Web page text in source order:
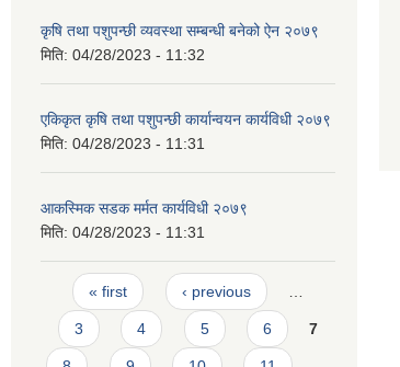
कृषि तथा पशुपन्छी व्यवस्था सम्बन्धी बनेको ऐन २०७९
मिति: 04/28/2023 - 11:32
एकिकृत कृषि तथा पशुपन्छी कार्यान्वयन कार्यविधी २०७९
मिति: 04/28/2023 - 11:31
आकस्मिक सडक मर्मत कार्यविधी २०७९
मिति: 04/28/2023 - 11:31
Pages
« first ‹ previous
3 4 5 6 7